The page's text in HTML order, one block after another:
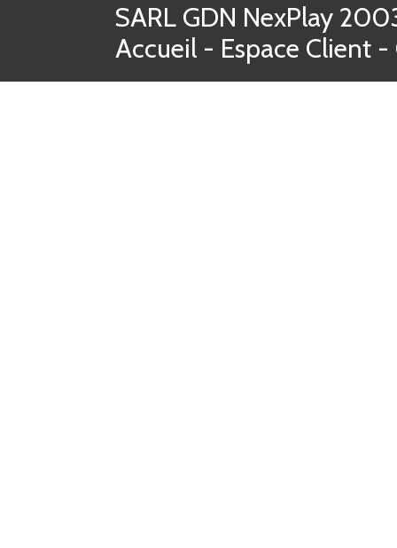
SARL GDN NexPlay
Accueil - Espace Client -